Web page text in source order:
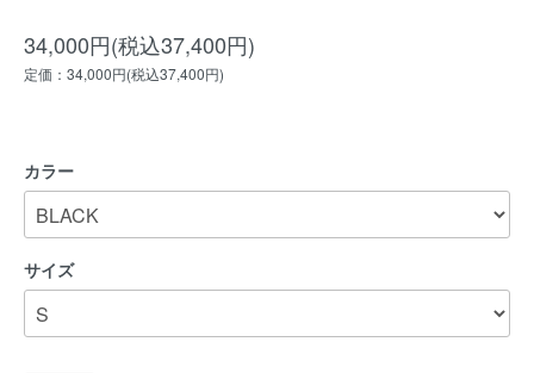
34,000円(税込37,400円)
定価：34,000円(税込37,400円)
カラー
サイズ